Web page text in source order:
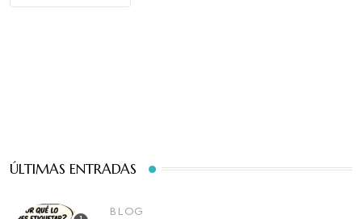
ÚLTIMAS ENTRADAS
BLOG